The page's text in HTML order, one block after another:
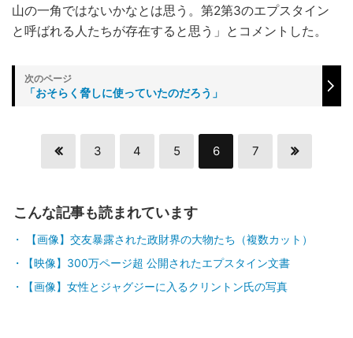
山の一角ではないかなとは思う。第2第3のエプスタイン
と呼ばれる人たちが存在すると思う」とコメントした。
「おそらく脅しに使っていたのだろう」
3 4 5 6 7
こんな記事も読まれています
【画像】交友暴露された政財界の大物たち（複数カット）
【映像】300万ページ超 公開されたエプスタイン文書
【画像】女性とジャグジーに入るクリントン氏の写真